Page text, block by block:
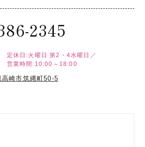
2345
定休日:火曜日 第2・4水曜日／
営業時間:10:00～18:00
崎市筑縄町50-5